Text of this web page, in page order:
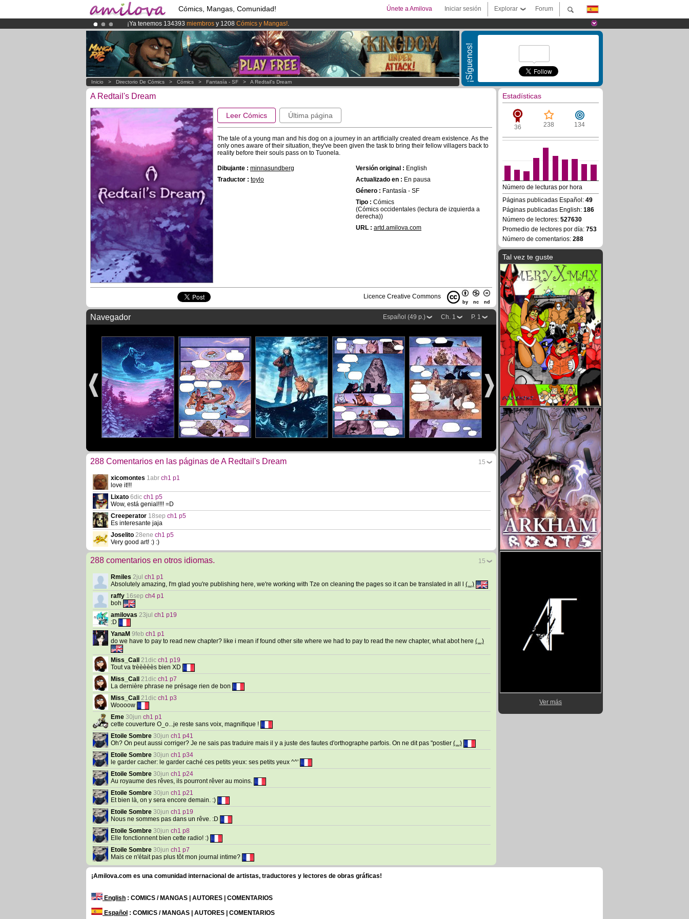
Cómics, Mangas, Comunidad! Forum
Explorar
Iniciar sesión
Únete a Amilova
¡Ya tenemos 134393 miembros y 1208 Cómics y Mangas!.
¡Conviertete en Premium por3.95 eurosal mes!Hazte Premium ya
El Kickstarter Amilova está desormado lanzado!.
¡Síguenos!
Inicio > Directorio De Cómics > Cómics > Fantasía - SF > A Redtail's Dream
A Redtail's Dream
Leer Cómics Última página
The tale of a young man and his dog on a journey in an artificially created dream existence. As the
only ones aware of their situation, they've been given the task to bring their fellow villagers back to
reality before their souls pass on to Tuonela.
Dibujante : minnasundberg
Traductor : toylo
Versión original : English
Actualizado en : En pausa
Género : Fantasía - SF
Tipo : Cómics
(Cómics occidentales (lectura de izquierda a
derecha))
URL : artd.amilova.com
Licence Creative Commons
by nc nd
P. 1
Ch. 1
Español (49 p.)
Navegador
15
288 Comentarios en las páginas de A Redtail's Dream
xicomontes 1abr ch1 p1
love it!!!
Lixato 6dic ch1 p5
Wow, está genial!!!! =D
Creeperator 18sep ch1 p5
Es interesante jaja
Joselito 28ene ch1 p5
Very good art! :) :)
15
288 comentarios en otros idiomas.
Rmiles 2jul ch1 p1
Absolutely amazing, I'm glad you're publishing here, we're working with Tze on cleaning the pages so it can be translated in all l (...)
raffy 16sep ch4 p1
boh
amilovas 23jul ch1 p19
:D
YanaM 9feb ch1 p1
do we have to pay to read new chapter? like i mean if found other site where we had to pay to read the new chapter, what abot here (...)
Miss_Call 21dic ch1 p19
Tout va trèèèèès bien XD
Miss_Call
21dic ch1 p7
La dernière phrase ne présage rien de bon
Miss_Call
21dic ch1 p3
Woooow
Eme 30jun ch1 p1
cette couverture O_o...je reste sans voix, magnifique !
Etoile Sombre 30jun ch1 p41
Oh? On peut aussi corriger? Je ne sais pas traduire mais il y a juste des fautes d'orthographe parfois. On ne dit pas "postier (...)
Etoile Sombre 30jun ch1 p34
le garder cacher: le garder caché ces petits yeux: ses petits yeux ^^'
Etoile Sombre 30jun ch1 p24
Au royaume des rêves, ils pourront rêver au moins.
Etoile Sombre 30jun ch1 p21
Et bien là, on y sera encore demain. :)
Etoile Sombre 30jun ch1 p19
Nous ne sommes pas dans un rêve. :D
Etoile Sombre 30jun ch1 p8
Elle fonctionnent bien cette radio! :)
Etoile Sombre 30jun ch1 p7
Mais ce n'était pas plus tôt mon journal intime?
Estadísticas
36 238 134
Número de lecturas por hora
Páginas publicadas Español: 49
Páginas publicadas English: 186
Número de lectores: 527630
Promedio de lectores por día: 753
Número de comentarios: 288
Tal vez te guste
Ver más
¡Amilova.com es una comunidad internacional de artistas, traductores y lectores de obras gráficas!
English : COMICS / MANGAS | AUTORES | COMENTARIOS
Español : COMICS / MANGAS | AUTORES | COMENTARIOS